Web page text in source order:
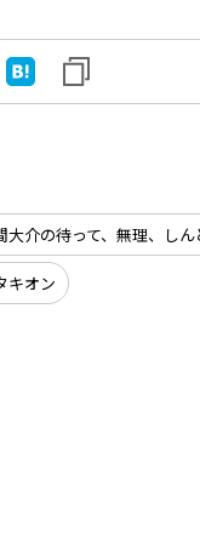
介の待って、無理、しん
キオン